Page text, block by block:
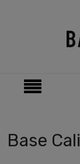
Base